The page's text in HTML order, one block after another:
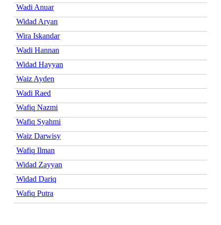
Wadi Anuar
Widad Aryan
Wira Iskandar
Wadi Hannan
Widad Hayyan
Waiz Ayden
Wadi Raed
Wafiq Nazmi
Wafiq Syahmi
Waiz Darwisy
Wafiq Ilman
Widad Zayyan
Widad Dariq
Wafiq Putra